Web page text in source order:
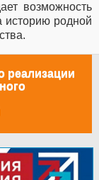
возможность
историю родной
реализации